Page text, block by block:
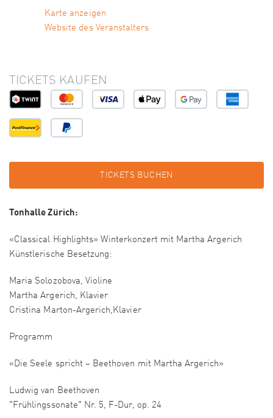
Karte anzeigen
Website des Veranstalters
TICKETS KAUFEN
TICKETS BUCHEN
Tonhalle Zürich:
«Classical Highlights» Winterkonzert mit Martha Argerich
Künstlerische Besetzung:
​​​Maria Solozobova, Violine
Martha Argerich, Klavier
Cristina Marton-Argerich,Klavier
​​​​Programm
«Die Seele spricht – Beethoven mit Martha Argerich»​
Ludwig van Beethoven
"Frühlingssonate" Nr. 5, F-Dur, op. 24